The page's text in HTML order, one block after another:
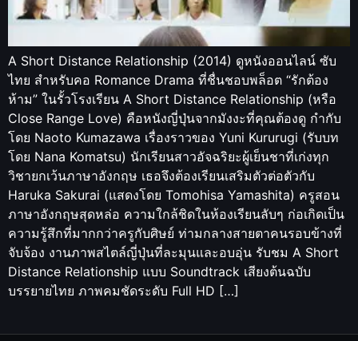
A Short Distance Relationship (2014) ดูหนังออนไลน์ ซับ
ไทย สำหรับคอ Romance Drama ที่ชื่นชอบพล็อต “รักต้อง
ห้าม” ในรั้วโรงเรียน A Short Distance Relationship (หรือ
Close Range Love) คือหนังญี่ปุ่นจากมังงะที่คุณต้องดู กำกับ
โดย Naoto Kumazawa เรื่องราวของ Yuni Kururugi (รับบท
โดย Nana Komatsu) นักเรียนสาวอัจฉริยะผู้เย็นชาที่เก่งทุก
วิชายกเว้นภาษาอังกฤษ เธอจึงต้องเรียนเสริมตัวต่อตัวกับ
Haruka Sakurai (แสดงโดย Tomohisa Yamashita) ครูสอน
ภาษาอังกฤษสุดหล่อ ความใกล้ชิดในห้องเรียนลับๆ ก่อเกิดเป็น
ความรู้สึกที่มากกว่าครูกับศิษย์ ท่ามกลางสายตาคนรอบข้างที่
จับจ้อง งานภาพสไตล์ญี่ปุ่นที่ละมุนและอบอุ่น รับชม A Short
Distance Relationship แบบ Soundtrack เสียงต้นฉบับ
บรรยายไทย ภาพคมชัดระดับ Full HD […]